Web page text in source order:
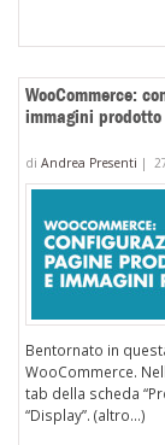
WooCommerce:
immagini prodotto
di Andrea Presenti |
Bentornato in
WooCommerce.
tab della scheda
“Display”. (altro…)